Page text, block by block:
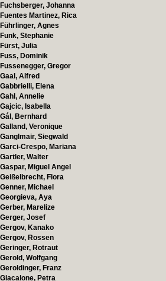
Fuchsberger, Johanna
Fuentes Martinez, Rica
Führlinger, Agnes
Funk, Stephanie
Fürst, Julia
Fuss, Dominik
Fussenegger, Gregor
Gaal, Alfred
Gabbrielli, Elena
Gahl, Annelie
Gajcic, Isabella
Gál, Bernhard
Galland, Veronique
Ganglmair, Siegwald
Garci-Crespo, Mariana
Gartler, Walter
Gaspar, Miguel Angel
Geißelbrecht, Flora
Genner, Michael
Georgieva, Aya
Gerber, Marelize
Gerger, Josef
Gergov, Kanako
Gergov, Rossen
Geringer, Rotraut
Gerold, Wolfgang
Geroldinger, Franz
Giacalone, Petra